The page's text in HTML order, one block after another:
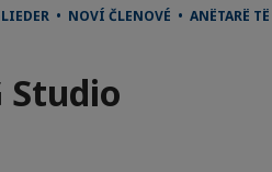
• NOVÍ ČLENOVÉ •
Studio